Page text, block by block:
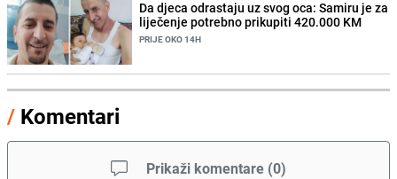
Da djeca odrastaju uz svog oca: Samiru je za
liječenje potrebno prikupiti 420.000 KM
PRIJE OKO 14H
/ Komentari
Prikaži komentare (0)